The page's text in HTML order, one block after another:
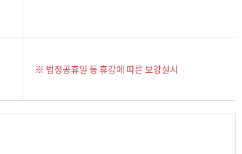
※ 법정공휴일 등 휴강에 따른 보강실시